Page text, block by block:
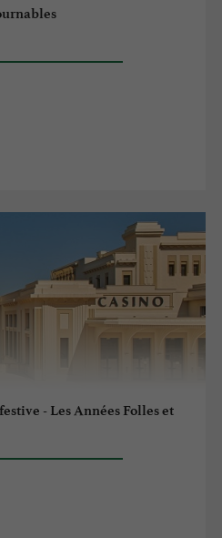
- Les Années Folles et